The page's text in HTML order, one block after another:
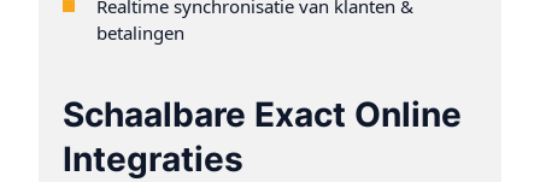
Realtime synchronisatie van klanten &
betalingen
Schaalbare Exact Online
Integraties